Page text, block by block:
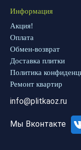
Информация
Акция!
Оплата
Обмен-возврат
Доставка плитки
Политика
Ремонт квартир
info@plitkaoz.ru
Мы Вконтакте